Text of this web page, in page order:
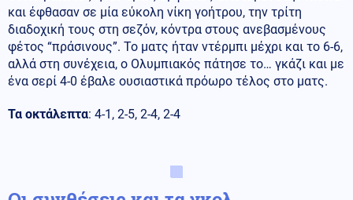
και έφθασαν σε μία εύκολη νίκη γοήτρου, την τρίτη
διαδοχική τους στη σεζόν, κόντρα στους ανεβασμένους
φέτος “πράσινους”. Το ματς ήταν ντέρμπι μέχρι και το 6-6,
αλλά στη συνέχεια, ο Ολυμπιακός πάτησε το… γκάζι και με
ένα σερί 4-0 έβαλε ουσιαστικά πρόωρο τέλος στο ματς.
Τα οκτάλεπτα: 4-1, 2-5, 2-4, 2-4